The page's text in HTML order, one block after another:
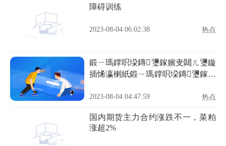
原因是中西部的降雨改善，马来西
障碍训练
2023-08-04 06:02:38 热点
鍛ㄧ瑪鐣呮垜鏄瓕鎵嬪叏閮ㄦ瓕鏇
插悕瀛楋紙鍛ㄧ瑪鐣呮垜鏄瓕鎵嬪
2023-08-04 04:47:59 热点
国内期货主力合约涨跌不一，菜粕
涨超2%